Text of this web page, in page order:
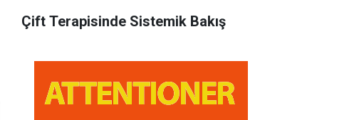
Çift Terapisinde Sistemik Bakış